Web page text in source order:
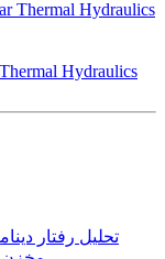
Hydraulics